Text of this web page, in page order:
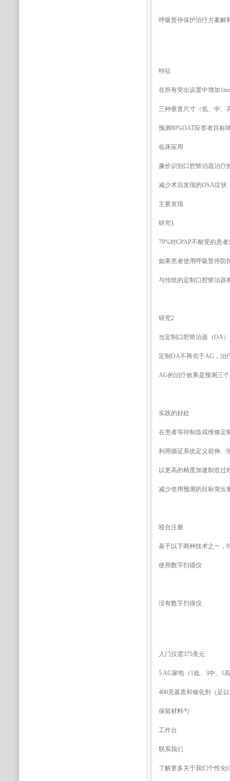
呼吸暂停保护治疗方案解
特征
在所有突出设置中增加
三种垂直尺寸（低、中、
预测80%OAT应答者目标
临床应用
廉价识别口腔矫治器治疗
减少术后发现的OSA症状
主要发现
研究1
79%对CPAP不耐受的患
如果患者使用呼吸暂停防
与传统的定制口腔矫治器
研究2
当定制口腔矫治器（OA
定制OA不再劣于AG，治
AG的治疗效果是预测三
实践的好处
在患者等待制造或维修定
利用循证系统定义前伸、
以更高的精度加速制造过
减少使用预测的目标突出
咬合注册
基于以下两种技术之一，
使用数字扫描仪
没有数字扫描仪
入门仅需375美元
5 AG家电（1低、3中、1
400克基质和催化剂（足
保留材料勺
工作台
联系我们
了解更多关于我们个性化